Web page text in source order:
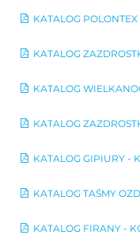
KATALOG
KATALOG
KATALOG
KATALOG
KATALOG GIPIURY -
KATALOG TAŚMY
KATALOG FIRANY -